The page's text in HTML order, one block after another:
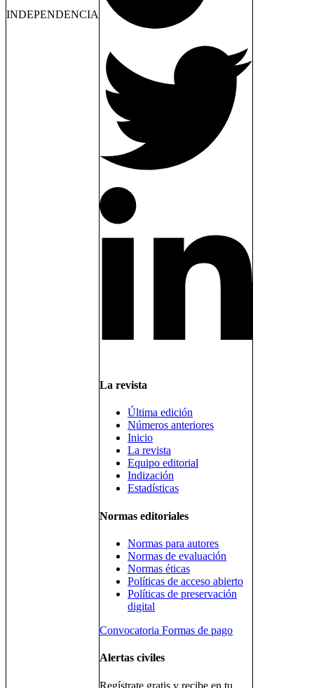
INDEPENDENCIA
La revista
Última edición
Números anteriores
Inicio
La revista
Equipo editorial
Indización
Estadísticas
Normas editoriales
Normas para autores
Normas de evaluación
Normas éticas
Políticas de acceso abierto
Políticas de preservación
digital
Convocatoria Formas de pago
Alertas civiles
Regístrate gratis y recibe en tu